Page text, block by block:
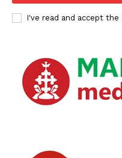
I've read and accept the